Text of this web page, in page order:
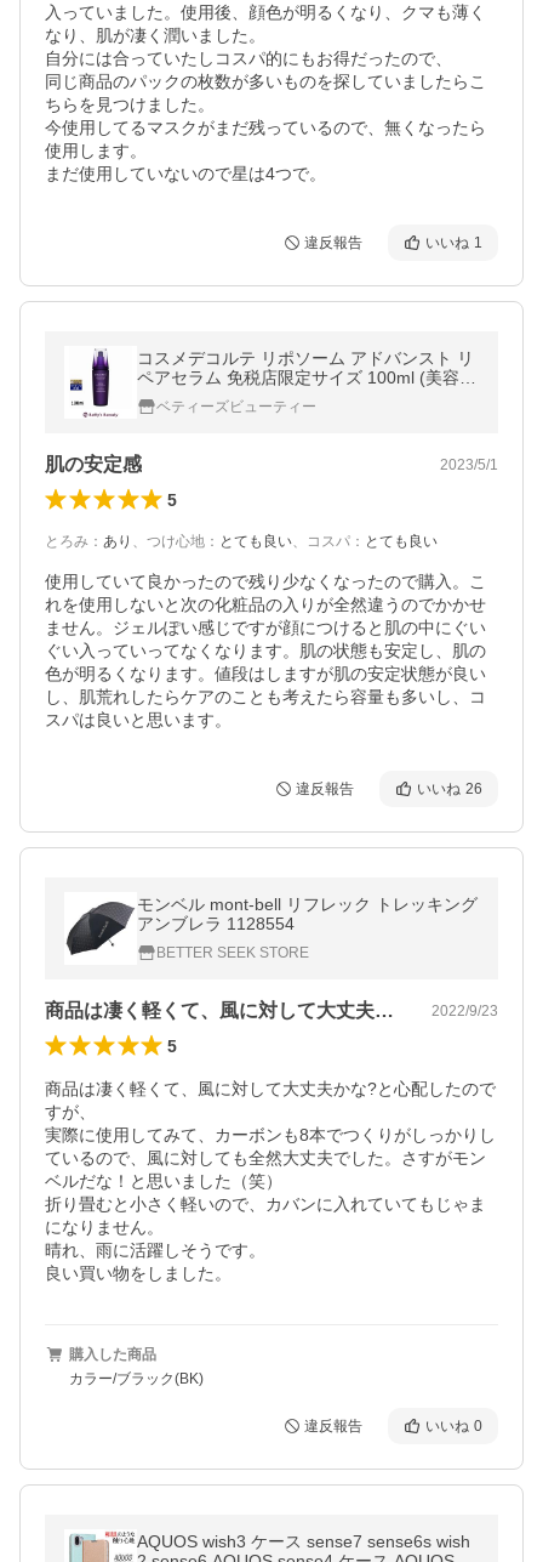
入っていました。使用後、顔色が明るくなり、クマも薄く
なり、肌が凄く潤いました。
自分には合っていたしコスパ的にもお得だったので、
同じ商品のパックの枚数が多いものを探していましたらこ
ちらを見つけました。
今使用してるマスクがまだ残っているので、無くなったら
使用します。
まだ使用していないので星は4つで。
違反報告 いいね 1
コスメデコルテ リポソーム アドバンスト リ
ペアセラム 免税店限定サイズ 100ml (美容
液)ベティーズビューティー
肌の安定感 2023/5/1
5
とろみ ： あり 、 つけ心地 ： とても良い、 コスパ ： とても良い
使用していて良かったので残り少なくなったので購入。こ
れを使用しないと次の化粧品の入りが全然違うのでかかせ
ません。ジェルぽい感じですが顔につけると肌の中にぐい
ぐい入っていってなくなります。肌の状態も安定し、肌の
色が明るくなります。値段はしますが肌の安定状態が良い
し、肌荒れしたらケアのことも考えたら容量も多いし、コ
スパは良いと思います。
違反報告 いいね 26
モンベル mont-bell リフレック トレッキング
アンブレラ 1128554
BETTER SEEK STORE
商品は凄く軽くて、風に対して大丈夫かな… 2022/9/23
5
商品は凄く軽くて、風に対して大丈夫かな?と心配したので
すが、
実際に使用してみて、カーボンも8本でつくりがしっかりし
ているので、風に対しても全然大丈夫でした。さすがモン
ベルだな！と思いました（笑）
折り畳むと小さく軽いので、カバンに入れていてもじゃま
になりません。
晴れ、雨に活躍しそうです。
良い買い物をしました。
購入した商品
カラー/ブラック(BK)
違反報告 いいね 0
AQUOS wish3 ケース sense7 sense6s wish